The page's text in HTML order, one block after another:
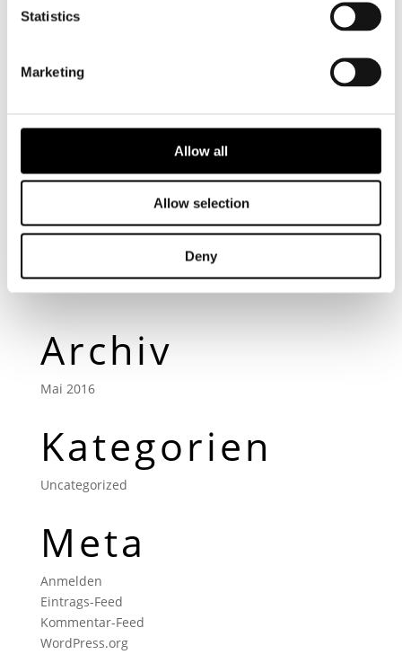
Statistics
Marketing
Allow all
Allow selection
Deny
Neueste
Beiträge
Neueste
Kommentare
Archiv
Mai 2016
Kategorien
Uncategorized
Meta
Anmelden
Eintrags-Feed
Kommentar-Feed
WordPress.org